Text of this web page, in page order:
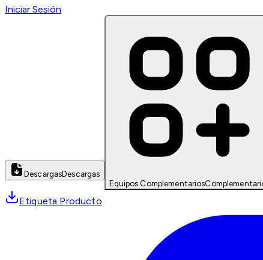
Iniciar Sesión
DescargasDescargas
Equipos Complementarios
Etiqueta Producto